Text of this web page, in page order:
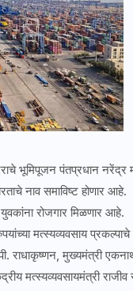
भूमिपूजन पंतप्रधान नरेंद्र
नाव समाविष्ट होणार आहे.
रोजगार मिळणार आहे.
मत्स्यव्यवसाय
राधाकृष्णन, मुख्यमंत्री
मत्स्यव्यवसायमंत्री